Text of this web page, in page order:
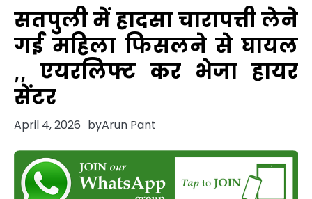
सतपुली में हादसा चारापत्ती लेने
गई महिला फिसलने से घायल
,, एयरलिफ्ट कर भेजा हायर
सेंटर
April 4, 2026 byArun Pant